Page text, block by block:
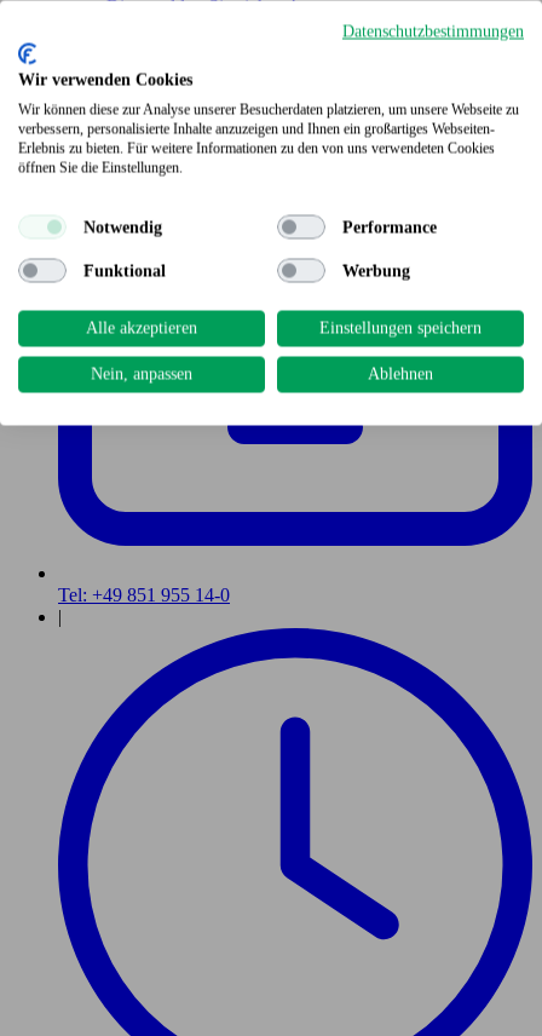
Bitte melden Sie sich an!
Tel: +49 851 955 14-0
|
Datenschutzbestimmungen
Wir verwenden Cookies
Wir können diese zur Analyse unserer Besucherdaten platzieren, um unsere Webseite zu
verbessern, personalisierte Inhalte anzuzeigen und Ihnen ein großartiges Webseiten-
Erlebnis zu bieten. Für weitere Informationen zu den von uns verwendeten Cookies
öffnen Sie die Einstellungen.
Notwendig Performance
Funktional Werbung
Alle akzeptieren Einstellungen speichern
Nein, anpassen Ablehnen